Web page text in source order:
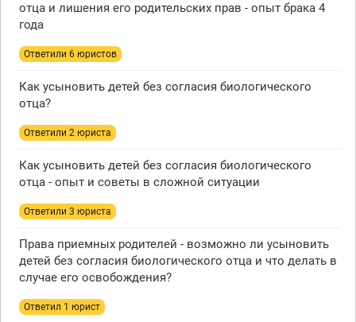
отца и лишения его родительских прав - опыт брака 4
года
Ответили 6 юристов
Как усыновить детей без согласия биологического
отца?
Ответили 2 юристa
Как усыновить детей без согласия биологического
отца - опыт и советы в сложной ситуации
Ответили 3 юристa
Права приемных родителей - возможно ли усыновить
детей без согласия биологического отца и что делать в
случае его освобождения?
Ответил 1 юрист